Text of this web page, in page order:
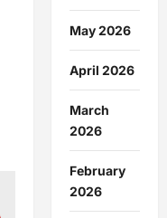
May 2026
April 2026
March
2026
February
2026